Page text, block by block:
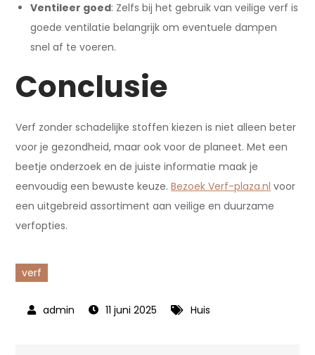
Ventileer goed: Zelfs bij het gebruik van veilige verf is
goede ventilatie belangrijk om eventuele dampen
snel af te voeren.
Conclusie
Verf zonder schadelijke stoffen kiezen is niet alleen beter
voor je gezondheid, maar ook voor de planeet. Met een
beetje onderzoek en de juiste informatie maak je
eenvoudig een bewuste keuze.Bezoek Verf-plaza.nl voor
een uitgebreid assortiment aan veilige en duurzame
verfopties.
verf
11 juni 2025 Huis